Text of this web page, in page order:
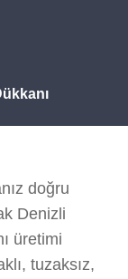
doğru
Denizli
üretimi
tuzaksız,